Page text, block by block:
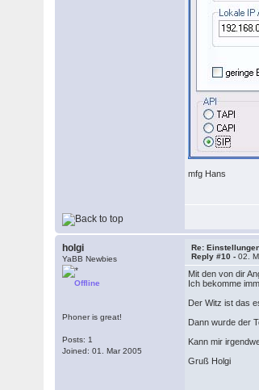
mfg Hans
holgi
YaBB Newbies
Offline
Phoner is great!
Posts: 1
Joined: 01. Mar 2005
Re:
Reply #10 -02.
Mit den von dir
Ich bekomme
Der Witz ist das
Dann wurde der
Kann mir
Gruß Holgi